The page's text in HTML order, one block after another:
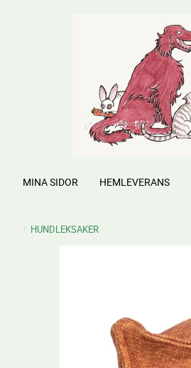
MINA SIDOR HEMLEVERANS
HUNDLEKSAKER